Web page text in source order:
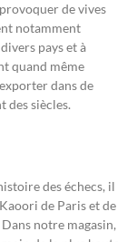
de vives
notamment
pays et à
quand même
dans de
des siècles.
des échecs, il
de Paris et de
notre magasin,